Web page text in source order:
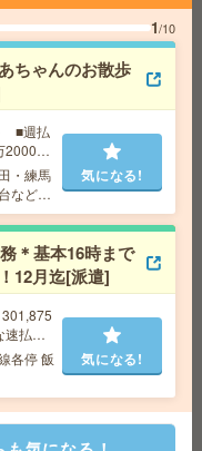
トラル
気になる!
イン講座の受
駅 7分
日休み！マスキン
気になる!
1/10
ちゃんのお散歩
■週払
円
・練馬
など勤
気になる!
＊基本16時まで
12月迄[派遣]
払い
各停 飯
気になる!